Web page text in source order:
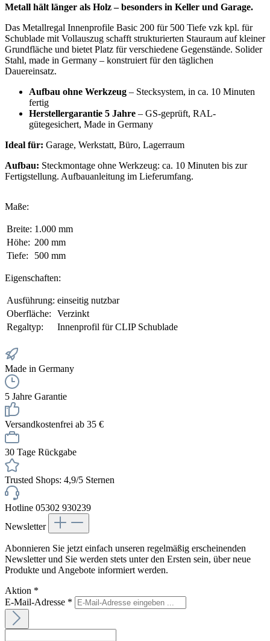
Metall hält länger als Holz – besonders in Keller und Garage.
Das Metallregal Innenprofile Basic 200 für 500 Tiefe vzk kpl. für
Schublade mit Vollauszug schafft strukturierten Stauraum auf kleiner
Grundfläche und bietet Platz für verschiedene Gegenstände. Solider
Stahl, made in Germany – konstruiert für den täglichen
Dauereinsatz.
Aufbau ohne Werkzeug – Stecksystem, in ca. 10 Minuten
fertig
Herstellergarantie 5 Jahre – GS-geprüft, RAL-
gütegesichert, Made in Germany
Ideal für: Garage, Werkstatt, Büro, Lagerraum
Aufbau: Steckmontage ohne Werkzeug: ca. 10 Minuten bis zur
Fertigstellung. Aufbauanleitung im Lieferumfang.
Maße:
Breite: 1.000 mm
Höhe: 200 mm
Tiefe:
500 mm
Eigenschaften:
Ausführung: einseitig nutzbar
Oberfläche:
Verzinkt
Regaltyp:
Innenprofil für CLIP Schublade
Made in Germany
5 Jahre Garantie
Versandkostenfrei ab 35 €
30 Tage Rückgabe
Trusted Shops: 4,9/5 Sternen
Hotline 05302 930239
Newsletter
Abonnieren Sie jetzt einfach unseren regelmäßig erscheinenden
Newsletter und Sie werden stets unter den Ersten sein, über neue
Produkte und Angebote informiert werden.
Aktion *
E-Mail-Adresse *